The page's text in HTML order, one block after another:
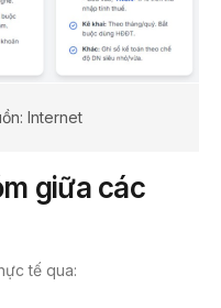
Internet
giữa các
tế qua: